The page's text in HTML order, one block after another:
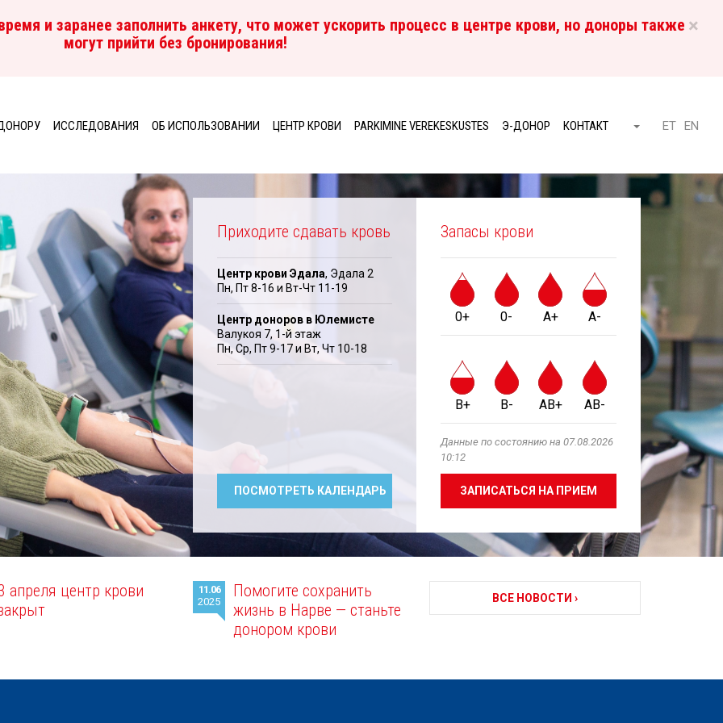
×
и заранее заполнить анкету, что может ускорить процесс в центре крови, но доноры также
могут прийти без бронирования!
ИССЛЕДОВАНИЯ ОБ ИСПОЛЬЗОВАНИИ ЦЕНТР КРОВИ PARKIMINE VEREKESKUSTES Э-ДОНОР КОНТАКТ Otsi ET
RU EN
Приходите сдавать кровь
Центр крови Эдала, Эдала 2
Пн, Пт 8-16 и Вт-Чт 11-19
Центр доноров в Юлемисте
Валукоя 7, 1-й этаж
Пн, Cp, Пт 9-17 и Bт, Чт 10-18
ПОСМОТРЕТЬ КАЛЕНДАРЬ
Запасы крови
0+ 0- A+ A-
B+ B- AB+ AB-
Данные по состоянию на 07.08.2026
10:12
ЗАПИСАТЬСЯ НА ПРИЕМ
апреля центр крови
11.06
2025
Помогите сохранить
жизнь в Нарве — станьте
донором крови
ВСЕ НОВОСТИ ›